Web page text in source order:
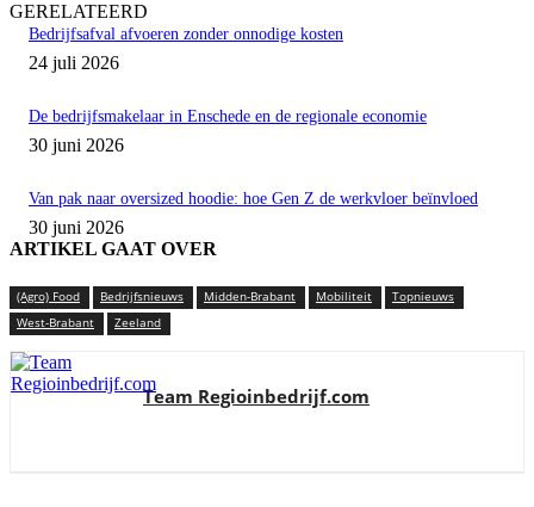
GERELATEERD
Bedrijfsafval afvoeren zonder onnodige kosten
24 juli 2026
De bedrijfsmakelaar in Enschede en de regionale economie
30 juni 2026
Van pak naar oversized hoodie: hoe Gen Z de werkvloer beïnvloed
30 juni 2026
ARTIKEL GAAT OVER
(Agro) Food Bedrijfsnieuws Midden-Brabant Mobiliteit
Topnieuws
West-Brabant
Zeeland
Team Regioinbedrijf.com